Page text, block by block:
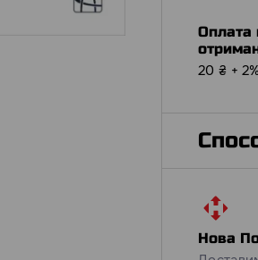
Оплата
20 ₴ +
Нова